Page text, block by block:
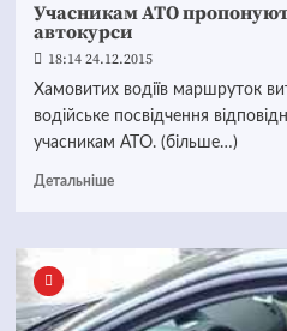
Учасникам АТО
автокурси
18:14 24.12.2015
Хамовитих водіїв маршруток
водійське посвідчення
учасникам АТО. (більше…)
Детальніше